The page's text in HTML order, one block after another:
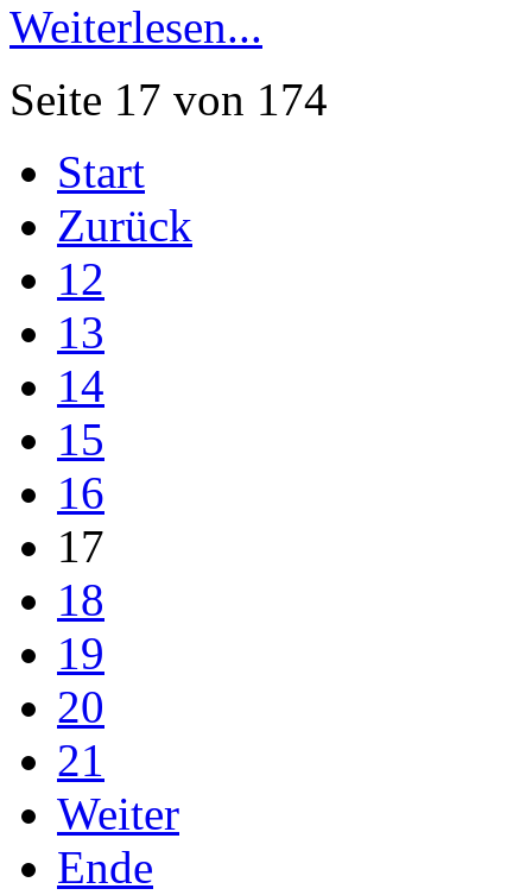
Weiterlesen...
Seite 17 von 174
Start
Zurück
12
13
14
15
16
17
18
19
20
21
Weiter
Ende